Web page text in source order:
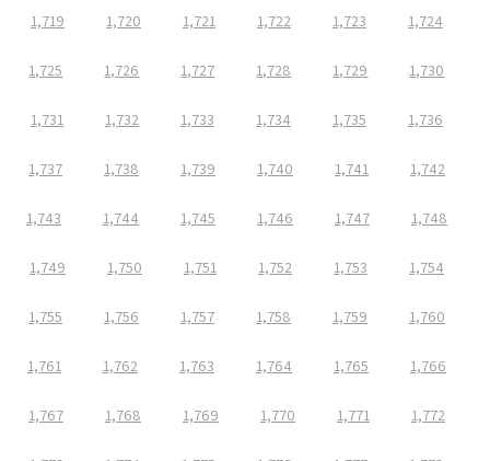
1,719 1,720 1,721 1,722 1,723 1,724
1,725 1,726 1,727 1,728 1,729 1,730
1,731 1,732 1,733 1,734 1,735 1,736
1,737 1,738 1,739 1,740 1,741 1,742
1,743 1,744 1,745 1,746 1,747 1,748
1,749 1,750 1,751 1,752 1,753 1,754
1,755 1,756 1,757 1,758 1,759 1,760
1,761 1,762 1,763 1,764 1,765 1,766
1,767 1,768 1,769 1,770 1,771 1,772